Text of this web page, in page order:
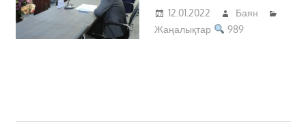
12.01.2022
Баян
Жаңалықтар
989